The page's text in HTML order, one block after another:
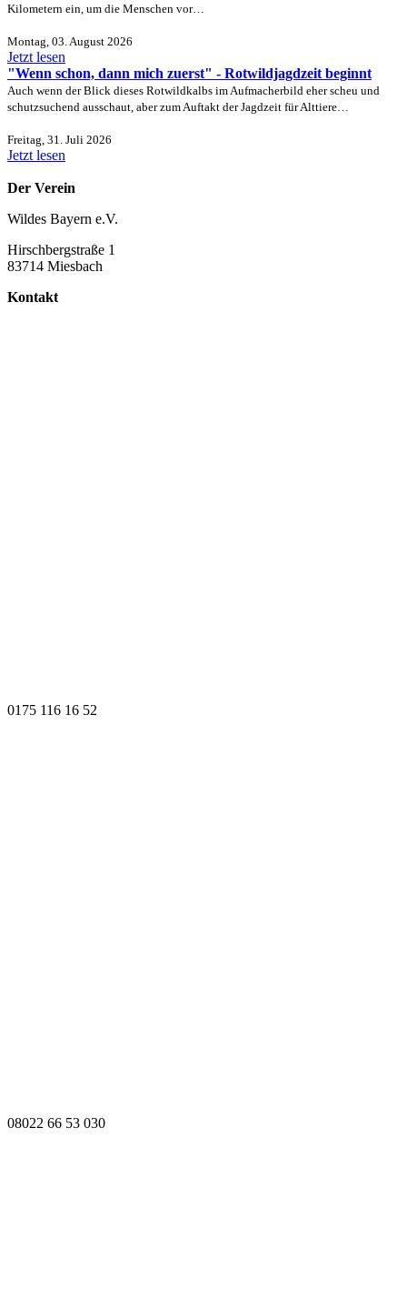
Kilometern ein, um die Menschen vor…
Montag, 03. August 2026
Jetzt lesen
"Wenn schon, dann mich zuerst" - Rotwildjagdzeit beginnt
Auch wenn der Blick dieses Rotwildkalbs im Aufmacherbild eher scheu und
schutzsuchend ausschaut, aber zum Auftakt der Jagdzeit für Alttiere…
Freitag, 31. Juli 2026
Jetzt lesen
Der Verein
Wildes Bayern e.V.
Hirschbergstraße 1
83714 Miesbach
Kontakt
0175 116 16 52
08022 66 53 030